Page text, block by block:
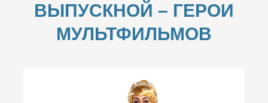
ВЫПУСКНОЙ – ГЕРОИ
МУЛЬТФИЛЬМОВ